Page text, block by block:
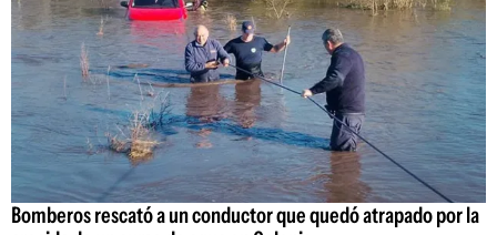
Bomberos rescató a un conductor que quedó atrapado por la